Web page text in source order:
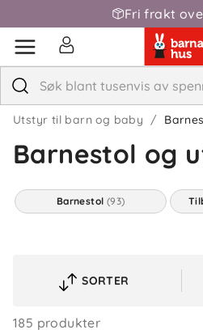
Fri frakt
Utstyr til barn og baby
Barnestol og
Barnestol (93)
SORTER
185 produkter